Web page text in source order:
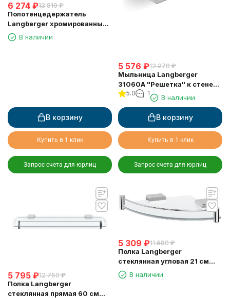
6 274 ₽13 810 ₽
Полотенцедержатель
Langberger хромированный
к стене двойной поворотный
11308A
В наличии
В корзину
Купить в 1 клик
Запрос счета для юрлиц
5 576 ₽12 270 ₽
Мыльница Langberger
31060A "Решетка" к стене
хромированная
5.0 1
В наличии
В корзину
Купить в 1 клик
Запрос счета для юрлиц
5 795 ₽12 750 ₽
Полка Langberger
стеклянная прямая 60 см
5 309 ₽11 680 ₽
Полка Langberger
стеклянная угловая 21 см
11351FВ наличии